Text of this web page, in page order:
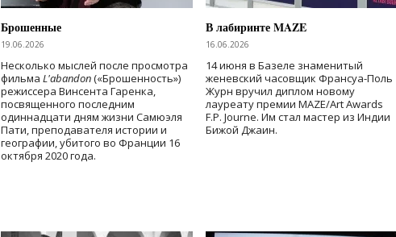
Брошенные
19.06.2026
Несколько мыслей после просмотра
фильма L'abandon(«Брошенность»)
режиссера Винсента Гаренка,
посвященного последним
одиннадцати дням жизни Самюэля
Пати, преподавателя истории и
географии, убитого во Франции 16
октября 2020 года.
В лабиринте MAZE
16.06.2026
14 июня в Базеле знаменитый
женевский часовщик Франсуа-Поль
Журн вручил диплом новому
лауреату премии MAZE/Art Awards
F.P. Journe. Им стал мастер из Индии
Бижой Джаин.